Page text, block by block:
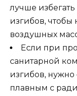
лучше избегать
изгибов,
воздушных
Если при
санитарной
изгибов, нужно
плавным с